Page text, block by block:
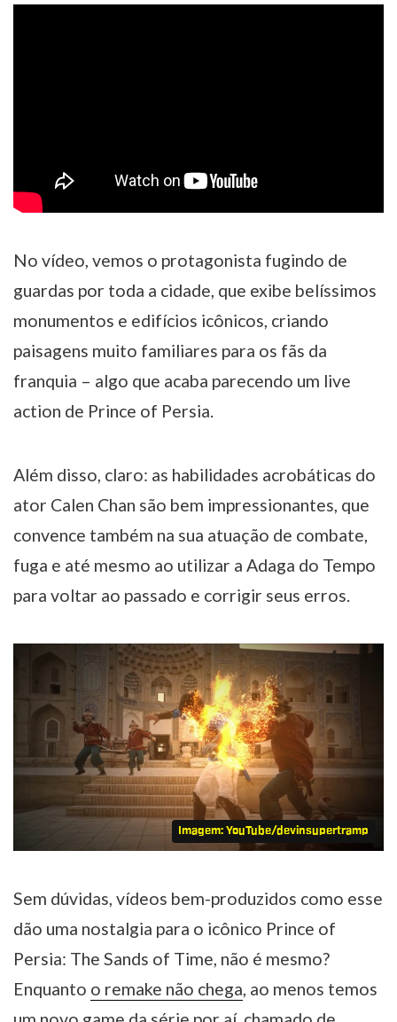
No vídeo, vemos o protagonista fugindo de
guardas por toda a cidade, que exibe belíssimos
monumentos e edifícios icônicos, criando
paisagens muito familiares para os fãs da
franquia – algo que acaba parecendo um live
action de Prince of Persia.
Além disso, claro: as habilidades acrobáticas do
ator Calen Chan são bem impressionantes, que
convence também na sua atuação de combate,
fuga e até mesmo ao utilizar a Adaga do Tempo
para voltar ao passado e corrigir seus erros.
Imagem: YouTube/devinsupertramp
Sem dúvidas, vídeos bem-produzidos como esse
dão uma nostalgia para o icônico Prince of
Persia: The Sands of Time, não é mesmo?
Enquanto o remake não chega, ao menos temos